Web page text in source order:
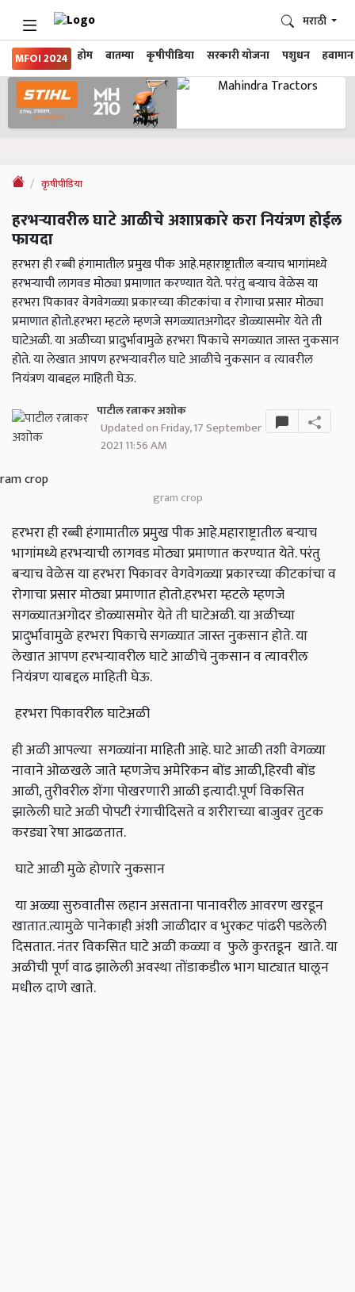
MFOI 2024 होम बातम्या कृषीपीडिया सरकारी योजना पशुधन हवामान
मराठी
कृषीपीडिया
हरभऱ्यावरील घाटे आळीचे अशाप्रकारे करा नियंत्रण होईल
फायदा
हरभरा ही रब्बी हंगामातील प्रमुख पीक आहे.महाराष्ट्रातील बऱ्याच भागांमध्ये
हरभऱ्याची लागवड मोठ्या प्रमाणात करण्यात येते. परंतु बऱ्याच वेळेस या
हरभरा पिकावर वेगवेगळ्या प्रकारच्या कीटकांचा व रोगाचा प्रसार मोठ्या
प्रमाणात होतो.हरभरा म्हटले म्हणजे सगळ्यातअगोदर डोळ्यासमोर येते ती
घाटेअळी. या अळीच्या प्रादुर्भावामुळे हरभरा पिकाचे सगळ्यात जास्त नुकसान
होते. या लेखात आपण हरभऱ्यावरील घाटे आळीचे नुकसान व त्यावरील
नियंत्रण याबद्दल माहिती घेऊ.
पाटील रत्नाकर अशोक
Updated on Friday, 17 September
2021 11:56 AM
gram crop
हरभरा ही रब्बी हंगामातील प्रमुख पीक आहे.महाराष्ट्रातील बऱ्याच
भागांमध्ये हरभऱ्याची लागवड मोठ्या प्रमाणात करण्यात येते. परंतु
बऱ्याच वेळेस या हरभरा पिकावर वेगवेगळ्या प्रकारच्या कीटकांचा व
रोगाचा प्रसार मोठ्या प्रमाणात होतो.हरभरा म्हटले म्हणजे
सगळ्यातअगोदर डोळ्यासमोर येते ती घाटेअळी. या अळीच्या
प्रादुर्भावामुळे हरभरा पिकाचे सगळ्यात जास्त नुकसान होते. या
लेखात आपण हरभऱ्यावरील घाटे आळीचे नुकसान व त्यावरील
नियंत्रण याबद्दल माहिती घेऊ.
हरभरा पिकावरील घाटेअळी
ही अळी आपल्या सगळ्यांना माहिती आहे. घाटे आळी तशी वेगळ्या
नावाने ओळखले जाते म्हणजेच अमेरिकन बोंड आळी,हिरवी बोंड
आळी, तुरीवरील शेंगा पोखरणारी आळी इत्यादी.पूर्ण विकसित
झालेली घाटे अळी पोपटी रंगाचीदिसते व शरीराच्या बाजुवर तुटक
करड्या रेषा आढळतात.
घाटे आळी मुळे होणारे नुकसान
या अळ्या सुरुवातीस लहान असताना पानावरील आवरण खरडून
खातात.त्यामुळे पानेकाही अंशी जाळीदार व भुरकट पांढरी पडलेली
दिसतात. नंतर विकसित घाटे अळी कळ्या व फुले कुरतडून खाते. या
अळीची पूर्ण वाढ झालेली अवस्था तोंडाकडील भाग घाट्यात घालून
मधील दाणे खाते.